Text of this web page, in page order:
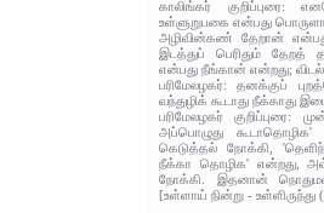
காலிங்கர் குறிப்புரை:
உள்ளுறுபகை என்பது
அழிவின்கண் தேறான்
இடத்துப் பெரிதும் தேறத்
என்பது நீங்கான் என்றது;
பரிமேலழகர்: தனக்குப்
வந்துழிக் கூடாது நீக்காது
பரிமேலழகர் குறிப்புரை:
அப்பொழுது
கெடுத்தல் நோக்கி,
நீக்கா தொழிக' என்றது,
நோக்கி. இதனான்
[உள்ளாய் நின்று -